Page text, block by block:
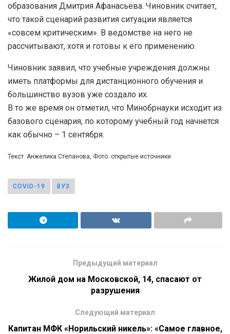
образования Дмитрия Афанасьева. Чиновник считает,
что такой сценарий развития ситуации является
«совсем критическим». В ведомстве на него не
рассчитывают, хотя и готовы к его применению.
Чиновник заявил, что учебные учреждения должны
иметь платформы для дистанционного обучения и
большинство вузов уже создало их.
В то же время он отметил, что Минобрнауки исходит из
базового сценария, по которому учебный год начнется
как обычно – 1 сентября.
Текст: Анжелика Степанова, Фото: открытые источники
COVID-19 ВУЗ
Предыдущий материал
Жилой дом на Московской, 14, спасают от
разрушения
Следующий материал
Капитан МФК «Норильский никель»: «Самое главное,